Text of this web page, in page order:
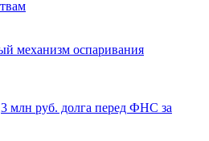
механизм оспаривания
млн руб. долга перед ФНС за